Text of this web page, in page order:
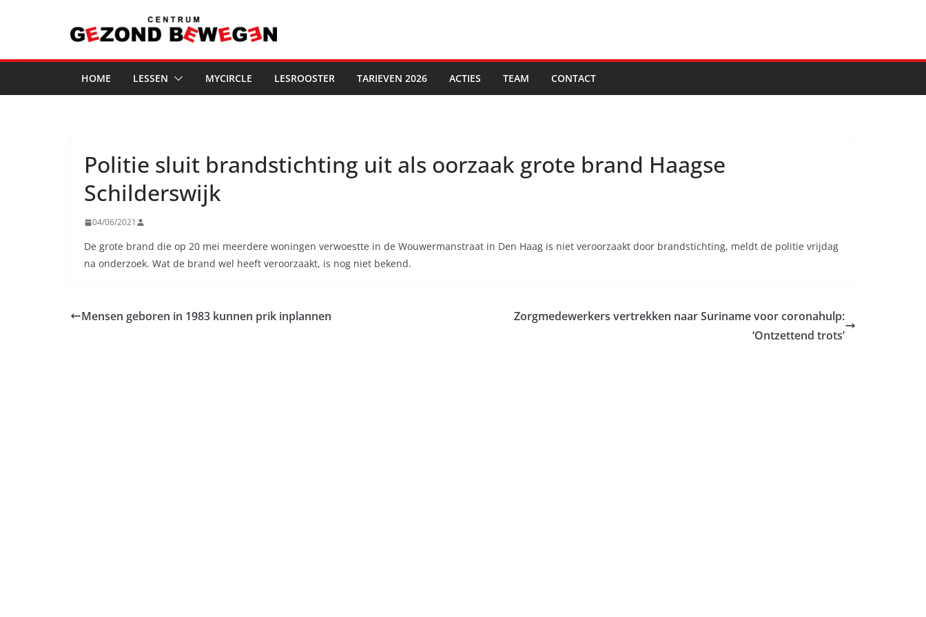
inhoud
HOME LESSEN MYCIRCLE LESROOSTER TARIEVEN 2026 ACTIES TEAM CONTACT
Politie sluit brandstichting uit als oorzaak grote brand Haagse
Schilderswijk
04/06/2021
De grote brand die op 20 mei meerdere woningen verwoestte in de Wouwermanstraat in Den Haag is niet veroorzaakt door brandstichting, meldt de politie vrijdag
na onderzoek. Wat de brand wel heeft veroorzaakt, is nog niet bekend.
Mensen geboren in 1983 kunnen prik inplannen
Zorgmedewerkers vertrekken naar Suriname voor coronahulp:
‘Ontzettend trots’